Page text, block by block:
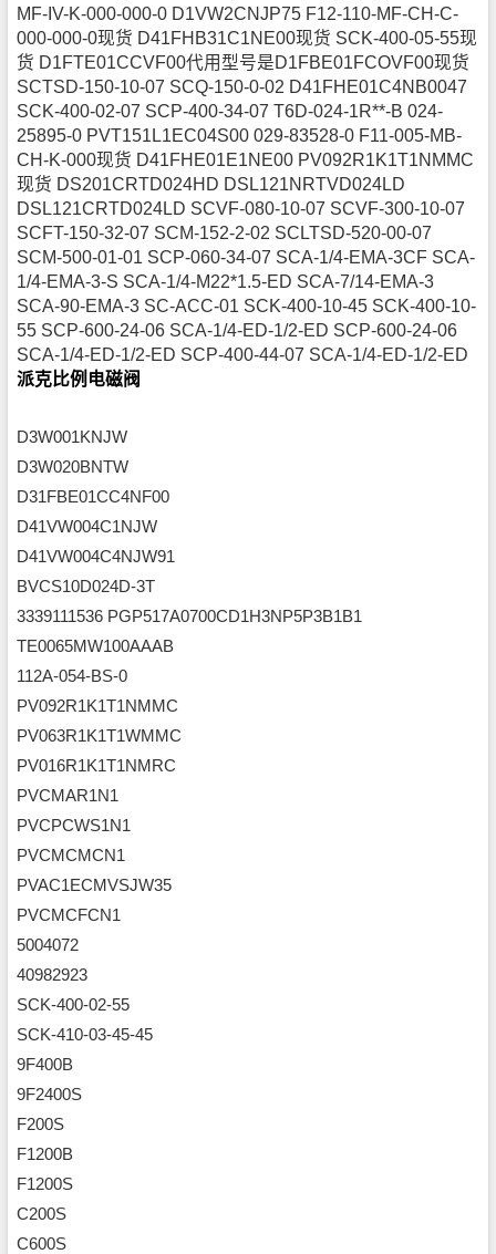
MF-IV-K-000-000-0 D1VW2CNJP75 F12-110-MF-CH-C-
000-000-0现货 D41FHB31C1NE00现货 SCK-400-05-55现
货 D1FTE01CCVF00代用型号是D1FBE01FCOVF00现货
SCTSD-150-10-07 SCQ-150-0-02 D41FHE01C4NB0047
SCK-400-02-07 SCP-400-34-07 T6D-024-1R**-B 024-
25895-0 PVT151L1EC04S00 029-83528-0 F11-005-MB-
CH-K-000现货 D41FHE01E1NE00 PV092R1K1T1NMMC
现货 DS201CRTD024HD DSL121NRTVD024LD
DSL121CRTD024LD SCVF-080-10-07 SCVF-300-10-07
SCFT-150-32-07 SCM-152-2-02 SCLTSD-520-00-07
SCM-500-01-01 SCP-060-34-07 SCA-1/4-EMA-3CF SCA-
1/4-EMA-3-S SCA-1/4-M22*1.5-ED SCA-7/14-EMA-3
SCA-90-EMA-3 SC-ACC-01 SCK-400-10-45 SCK-400-10-
55 SCP-600-24-06 SCA-1/4-ED-1/2-ED SCP-600-24-06
SCA-1/4-ED-1/2-ED SCP-400-44-07 SCA-1/4-ED-1/2-ED
派克比例电磁阀
D3W001KNJW
D3W020BNTW
D31FBE01CC4NF00
D41VW004C1NJW
D41VW004C4NJW91
BVCS10D024D-3T
3339111536 PGP517A0700CD1H3NP5P3B1B1
TE0065MW100AAAB
112A-054-BS-0
PV092R1K1T1NMMC
PV063R1K1T1WMMC
PV016R1K1T1NMRC
PVCMAR1N1
PVCPCWS1N1
PVCMCMCN1
PVAC1ECMVSJW35
PVCMCFCN1
5004072
40982923
SCK-400-02-55
SCK-410-03-45-45
9F400B
9F2400S
F200S
F1200B
F1200S
C200S
C600S